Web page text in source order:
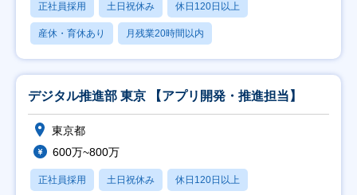
正社員採用 土日祝休み 休日120日以上
産休・育休あり 月残業20時間以内
デジタル推進部 東京 【アプリ開発・推進担当】
東京都
600万~800万
正社員採用 土日祝休み 休日120日以上